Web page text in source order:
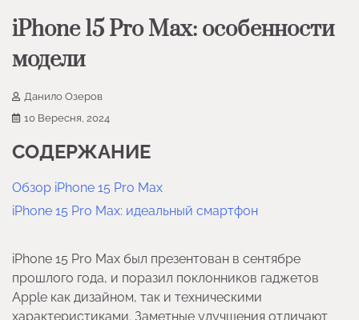
iPhone 15 Pro Max: особенности
модели
Данило Озеров
10 Вересня, 2024
СОДЕРЖАНИЕ
Обзор iPhone 15 Pro Max
iPhone 15 Pro Max: идеальный смартфон
iPhone 15 Pro Max был презентован в сентябре
прошлого года, и поразил поклонников гаджетов
Apple как дизайном, так и техническими
характеристиками. Заметные улучшения отличают